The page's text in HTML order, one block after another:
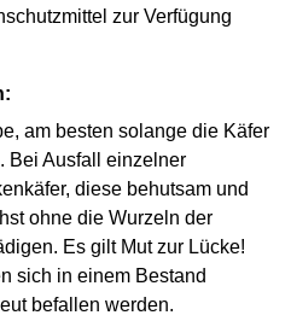
zur Verfügung
am besten solange die Käfer
Bei Ausfall einzelner
diese behutsam und
ohne die Wurzeln der
Es gilt Mut zur Lücke!
sich in einem Bestand
befallen werden.